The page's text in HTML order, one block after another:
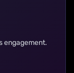
engagement.